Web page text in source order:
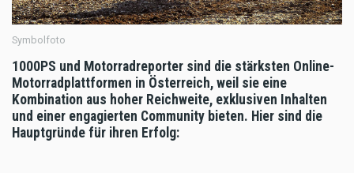
Symbolfoto
1000PS und Motorradreporter sind die stärksten Online-
Motorradplattformen in Österreich, weil sie eine
Kombination aus hoher Reichweite, exklusiven Inhalten
und einer engagierten Community bieten. Hier sind die
Hauptgründe für ihren Erfolg: